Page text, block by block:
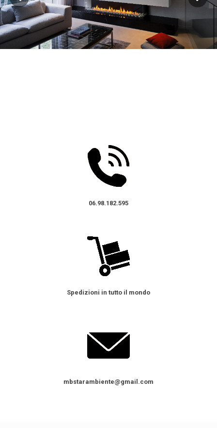
06.98.182.595
Spedizioni in tutto il mondo
mbstarambiente@gmail.com